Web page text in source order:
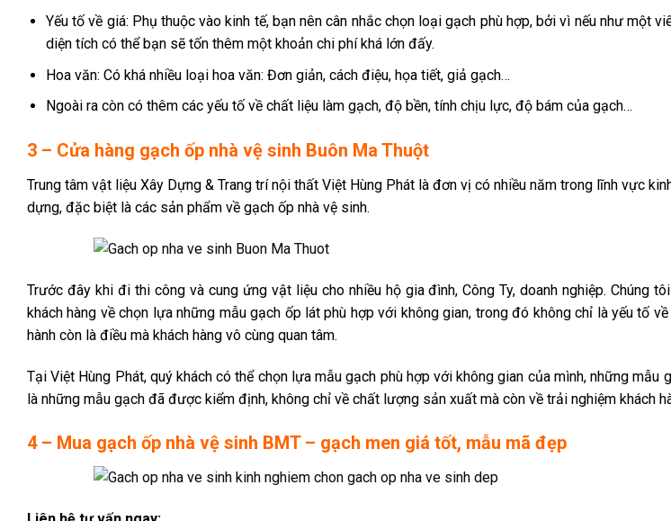
Yếu tố về giá: Phụ thuộc vào kinh tế, bạn nên cân nhắc chọn loại gạch phù hợp, bởi vì nếu như một
diện tích có thể bạn sẽ tốn thêm một khoản chi phí khá lớn đấy.
Hoa văn: Có khá nhiều loại hoa văn: Đơn giản, cách điệu, họa tiết, giả gạch…
Ngoài ra còn có thêm các yếu tố về chất liệu làm gạch, độ bền, tính chịu lực, độ bám của gạch…
3 – Cửa hàng gạch ốp nhà vệ sinh Buôn Ma Thuột
Trung tâm vật liệu Xây Dựng & Trang trí nội thất Việt Hùng Phát là đơn vị có nhiều năm trong lĩnh vực
dựng, đặc biệt là các sản phẩm về gạch ốp nhà vệ sinh.
Trước đây khi đi thi công và cung ứng vật liệu cho nhiều hộ gia đình, Công Ty, doanh nghiệp. Chúng
khách hàng về chọn lựa những mẫu gạch ốp lát phù hợp với không gian, trong đó không chỉ là yếu tố
hành còn là điều mà khách hàng vô cùng quan tâm.
Tại Việt Hùng Phát, quý khách có thể chọn lựa mẫu gạch phù hợp với không gian của mình, những
là những mẫu gạch đã được kiểm định, không chỉ về chất lượng sản xuất mà còn về trải nghiệm khách
4 – Mua gạch ốp nhà vệ sinh BMT – gạch men giá tốt, mẫu mã đẹp